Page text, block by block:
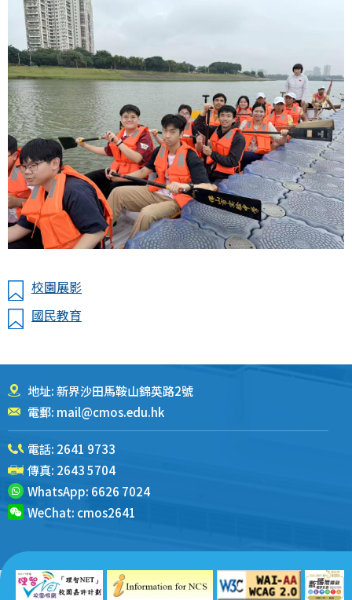
校園展影
國民教育
地址: 新界沙田馬鞍山錦英路2號
電郵: mail@cmos.edu.hk
電話: 2641 9733
傳真: 2643 5704
WhatsApp: 6626 7024
WeChat: cmos2641